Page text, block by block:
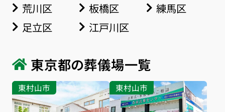
荒川区
板橋区
練馬区
足立区
江戸川区
東京都の葬儀場一覧
東村山市 東村山市